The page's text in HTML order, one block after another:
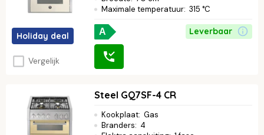
Holiday deal
Vergelijk
Maximale temperatuur: 315 °C
A Leverbaar
Steel GQ7SF-4 CR
Kookplaat: Gas
Branders: 4